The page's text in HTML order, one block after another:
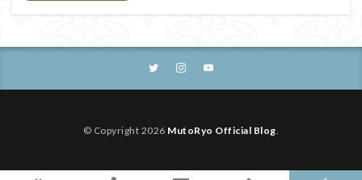
© Copyright 2026 MutoRyo Official Blog.